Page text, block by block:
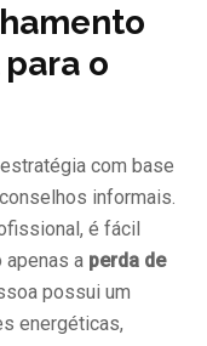
o
com base
informais.
é fácil
apenas a perda de
possui um
energéticas,